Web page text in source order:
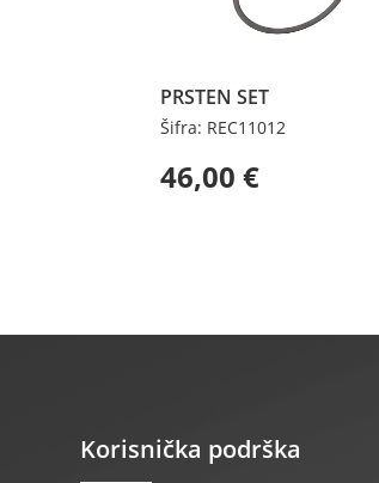
PRSTEN SET
Šifra: REC11012
46,00€
Korisnička podrška